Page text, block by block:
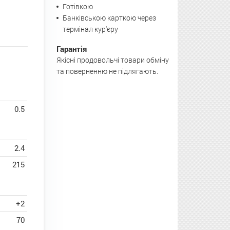
0.5
2.4
215
+2
70
Готівкою
Банківською карткою через
термінал кур'єру
Гарантія
Якісні продовольчі товари обміну
та поверненню не підлягають.